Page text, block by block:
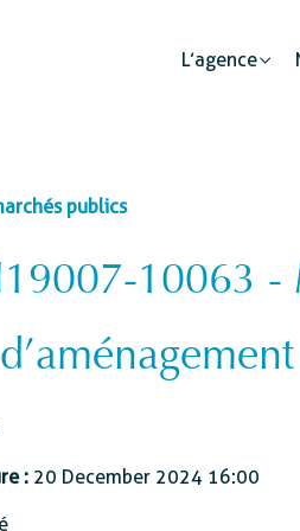
L’agence
Education et
économique et
publics
10063 -
: 20 December 2024 16:00